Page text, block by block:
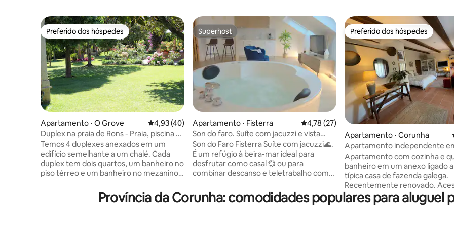
Preferido dos hóspedes
Preferido dos hóspedes
Apartamento ⋅ O Grove 4,93 de uma avaliação média de 5, 40 avaliações
4,93 (40)
Duplex na praia de Rons - Praia, piscina e
jardim.
Temos 4 duplexes anexados em um
edifício semelhante a um chalé. Cada
duplex tem dois quartos, um banheiro no
piso térreo e um banheiro no mezanino,
cozinha equipada e um terraço privativo.
O jardim ao ar livre, a piscina e as áreas de
Superhost
Superhost
Apartamento ⋅ Fisterra 4,78 de uma avaliação média de 5, 27
4,78 (27)
Son do faro. Suíte com jacuzzi e vista
para o mar
Son do Faro Fisterra Suíte com jacuzzi🌊.
É um refúgio à beira-mar ideal para
desfrutar como casal 💞 ou para
combinar descanso e teletrabalho com
privativa 🛁 sempre que quiser. Com uma
cozinha totalmente equipada, ar
Preferido dos hóspedes
Preferido dos hóspedes
Apartamento ⋅ Corunha
Apartamento independente
campo
Apartamento com cozinha e
banheiro em um anexo ligado
típica casa de fazenda galega.
Recentemente renovado. Acesso
totalmente independente à
principal. Cama de casal grande com
Província da Corunha: comodidades populares para